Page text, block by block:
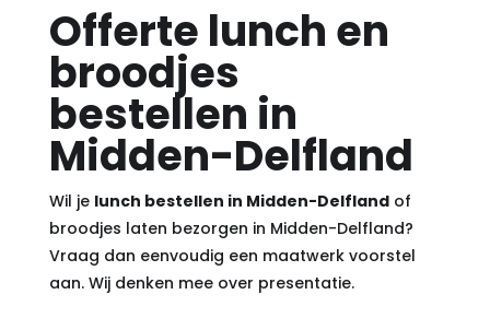
Offerte lunch en
broodjes
bestellen in
Midden-Delfland
Wil je lunch bestellen in Midden-Delflandof
broodjes laten bezorgen in Midden-Delfland?
Vraag dan eenvoudig een maatwerk voorstel
aan. Wij denken mee over presentatie.